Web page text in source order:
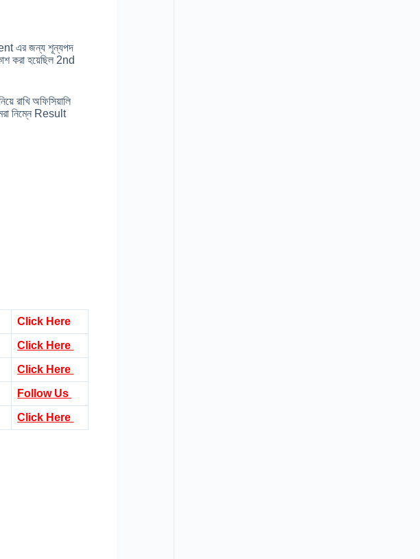
এর জন্য শূন্যপদ
করা হয়েছিল 2nd
রাখি অফিসিয়ালি
নিম্নে Result
Click Here
Click Here
Click Here
Follow Us
Click Here